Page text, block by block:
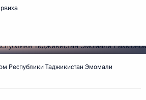
Республики Таджикистан Эмомали